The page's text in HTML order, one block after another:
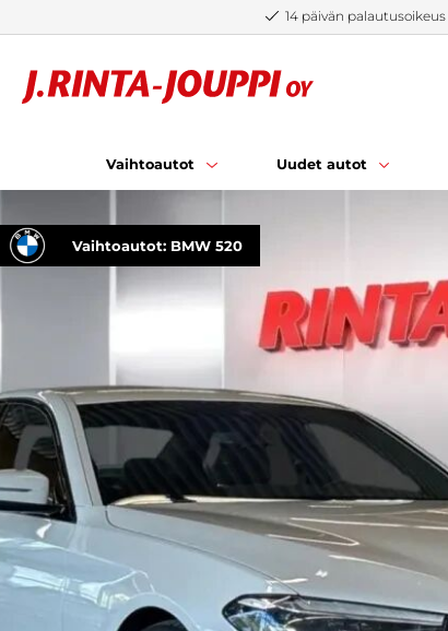
14 päivän palautusoikeus
Vaihtoautot Uudet autot
Vaihtoautot: BMW 520